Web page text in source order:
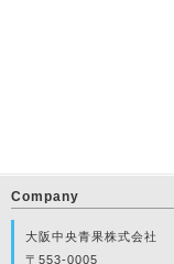
Company
大阪中央青果株式会社
〒553-0005